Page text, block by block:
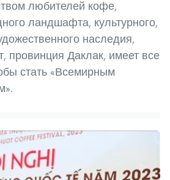
любителей кофе,
ландшафта, культурного,
наследия,
провинция Даклак, имеет все
стать «Всемирным